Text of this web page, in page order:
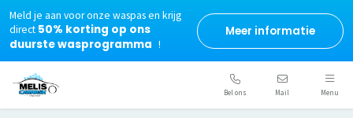
Meld je aan voor onze waspas en krijg
direct 50% korting op ons
duurste wasprogramma !
Meer informatie
Bel ons Mail Menu
De digitale waspas
Algemene voorwaarden